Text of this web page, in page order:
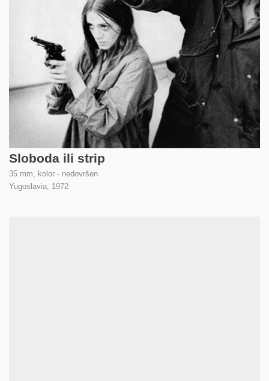
Sloboda ili strip
35 mm, kolor - nedovršen
Yugoslavia, 1972